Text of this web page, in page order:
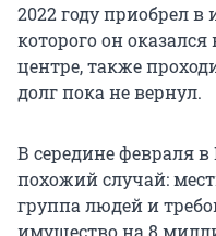
2022 году приобрел в
которого он
центре, также
долг пока не вернул.
В середине февраля
похожий случай:
группа людей и
имущество на 8